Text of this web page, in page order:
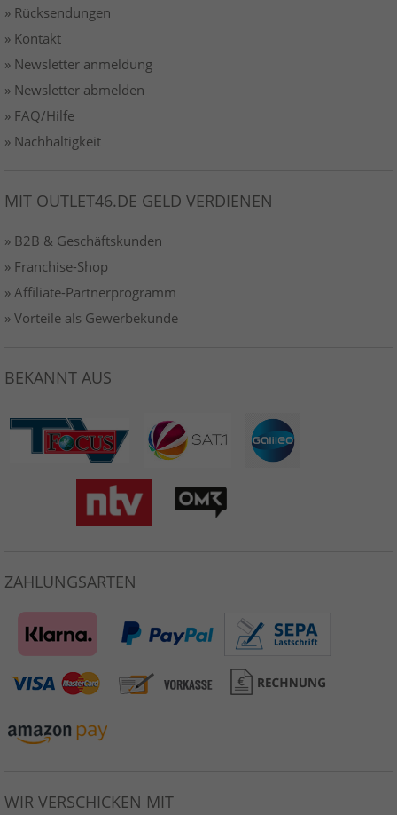
» Rücksendungen
» Kontakt
» Newsletter anmeldung
» Newsletter abmelden
» FAQ/Hilfe
» Nachhaltigkeit
MIT OUTLET46.DE GELD VERDIENEN
» B2B & Geschäftskunden
» Franchise-Shop
» Affiliate-Partnerprogramm
» Vorteile als Gewerbekunde
BEKANNT AUS
ZAHLUNGSARTEN
WIR VERSCHICKEN MIT